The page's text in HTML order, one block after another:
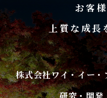
お客
上質な成長
株式会社ワイ・イー